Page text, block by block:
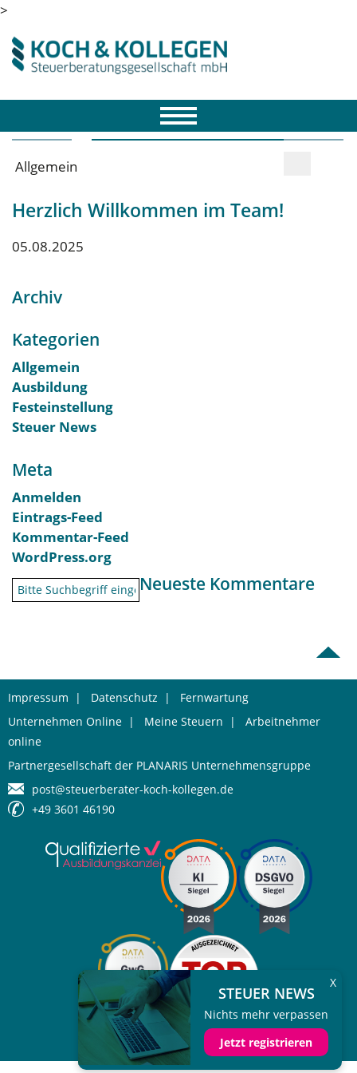
>
Allgemein
Herzlich Willkommen im Team!
05.08.2025
Archiv
Kategorien
Allgemein
Ausbildung
Festeinstellung
Steuer News
Meta
Anmelden
Eintrags-Feed
Kommentar-Feed
WordPress.org
Neueste Kommentare
Impressum | Datenschutz | Fernwartung
Unternehmen Online | Meine Steuern | Arbeitnehmer
online
Partnergesellschaft der PLANARIS Unternehmensgruppe
post@steuerberater-koch-kollegen.de
+49 3601 46190
STEUER NEWS
Nichts mehr verpassen
Jetzt registrieren
X